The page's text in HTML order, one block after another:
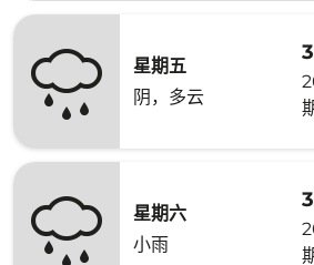
星期五
阴，多云
星期六
小雨